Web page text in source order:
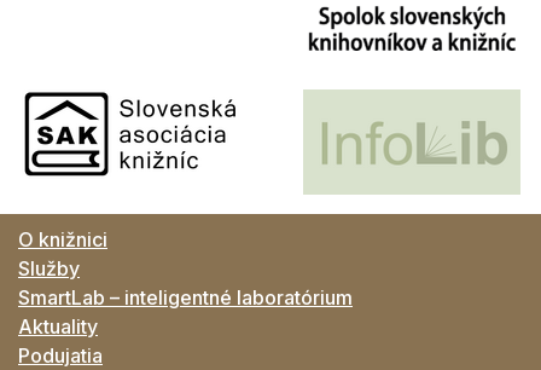
O knižnici
Služby
SmartLab – inteligentné laboratórium
Aktuality
Podujatia